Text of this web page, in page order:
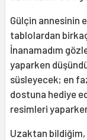
Gülçin annesinin
tablolardan
İnanamadım
yaparken
süsleyecek; en
dostuna hediye
resimleri
Uzaktan bildiğim,